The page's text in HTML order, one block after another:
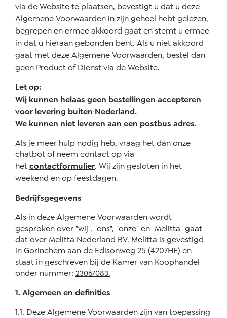
via de Website te plaatsen, bevestigt u dat u deze
Algemene Voorwaarden in zijn geheel hebt gelezen,
begrepen en ermee akkoord gaat en stemt u ermee
in dat u hieraan gebonden bent. Als u niet akkoord
gaat met deze Algemene Voorwaarden, bestel dan
geen Product of Dienst via de Website.
Let op:
Wij kunnen helaas geen bestellingen accepteren
voor levering buiten Nederland.
We kunnen niet leveren aan een postbus adres.
Als je meer hulp nodig heb, vraag het dan onze
chatbot of neem contact op via
hetcontactformulier. Wij zijn gesloten in het
weekend en op feestdagen.
Bedrijfsgegevens
Als in deze Algemene Voorwaarden wordt
gesproken over "wij", "ons", "onze" en "Melitta" gaat
dat over Melitta Nederland BV. Melitta is gevestigd
in Gorinchem aan de Edisonweg 25 (4207HE) en
staat in geschreven bij de Kamer van Koophandel
onder nummer: 23067083.
1. Algemeen en definities
1.1. Deze Algemene Voorwaarden zijn van toepassing